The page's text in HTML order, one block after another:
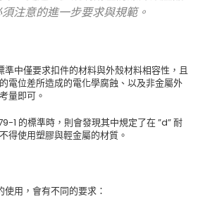
注意的進一步要求與規範。
中僅要求扣件的材料與外殼材料相容性，且
電位差所造成的電化學腐蝕、以及非金屬外
量即可。
1 的標準時，則會發現其中規定了在 ”d” 耐
得使用塑膠與輕金屬的材質。
用，會有不同的要求：